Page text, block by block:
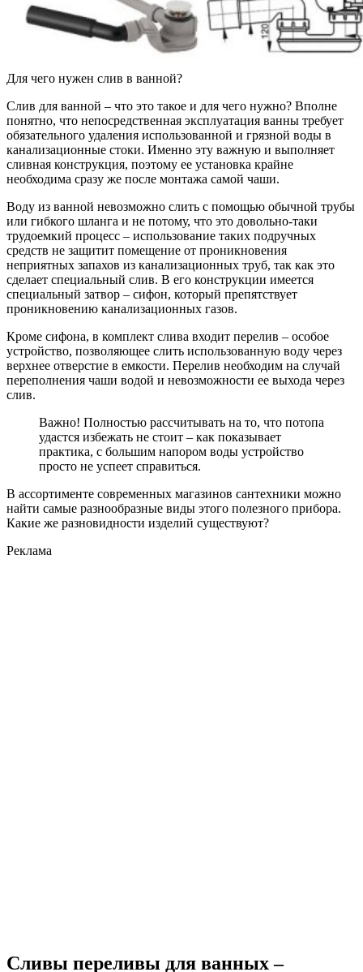
Для чего нужен слив в ванной?
Слив для ванной – что это такое и для чего нужно? Вполне
понятно, что непосредственная эксплуатация ванны требует
обязательного удаления использованной и грязной воды в
канализационные стоки. Именно эту важную и выполняет
сливная конструкция, поэтому ее установка крайне
необходима сразу же после монтажа самой чаши.
Воду из ванной невозможно слить с помощью обычной трубы
или гибкого шланга и не потому, что это довольно-таки
трудоемкий процесс – использование таких подручных
средств не защитит помещение от проникновения
неприятных запахов из канализационных труб, так как это
сделает специальный слив. В его конструкции имеется
специальный затвор – сифон, который препятствует
проникновению канализационных газов.
Кроме сифона, в комплект слива входит перелив – особое
устройство, позволяющее слить использованную воду через
верхнее отверстие в емкости. Перелив необходим на случай
переполнения чаши водой и невозможности ее выхода через
слив.
Важно! Полностью рассчитывать на то, что потопа
удастся избежать не стоит – как показывает
практика, с большим напором воды устройство
просто не успеет справиться.
В ассортименте современных магазинов сантехники можно
найти самые разнообразные виды этого полезного прибора.
Какие же разновидности изделий существуют?
Реклама
Сливы переливы для ванных –